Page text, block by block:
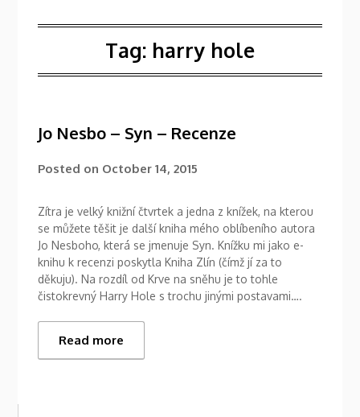
Tag: harry hole
Jo Nesbo – Syn – Recenze
Posted on October 14, 2015
Zítra je velký knižní čtvrtek a jedna z knížek, na kterou
se můžete těšit je další kniha mého oblíbeního autora
Jo Nesboho, která se jmenuje Syn. Knížku mi jako e-
knihu k recenzi poskytla Kniha Zlín (čímž jí za to
děkuju). Na rozdíl od Krve na sněhu je to tohle
čistokrevný Harry Hole s trochu jinými postavami….
Read more